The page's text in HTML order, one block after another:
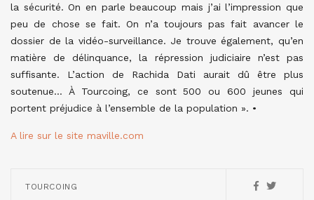
la sécurité. On en parle beaucoup mais j’ai l’impression que
peu de chose se fait. On n’a toujours pas fait avancer le
dossier de la vidéo-surveillance. Je trouve également, qu’en
matière de délinquance, la répression judiciaire n’est pas
suffisante. L’action de Rachida Dati aurait dû être plus
soutenue… À Tourcoing, ce sont 500 ou 600 jeunes qui
portent préjudice à l’ensemble de la population ». •
A lire sur le site maville.com
TOURCOING